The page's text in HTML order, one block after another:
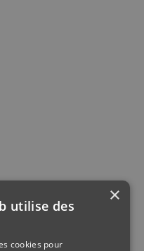
×
utilise des
cookies pour